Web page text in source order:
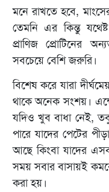
মনে রাখতে হবে,
তেমনি এর কিন্তু
প্রাণিজ প্রোটিনের
সবচেয়ে বেশি জরুরি।
বিশেষ করে যারা
থাকে অনেক সংশয়।
যদিও খুব বাধা নেই,
পারে যাদের পেটের
আছে কিংবা যাদের
সময় সবার বাসায়ই
করা হয়।